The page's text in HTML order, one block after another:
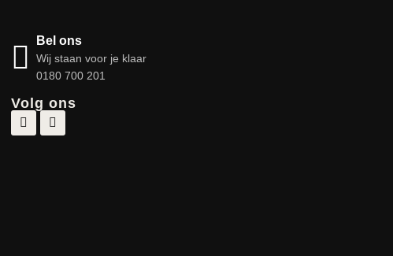
Bel ons
Wij staan voor je klaar
0180 700 201
Volg ons